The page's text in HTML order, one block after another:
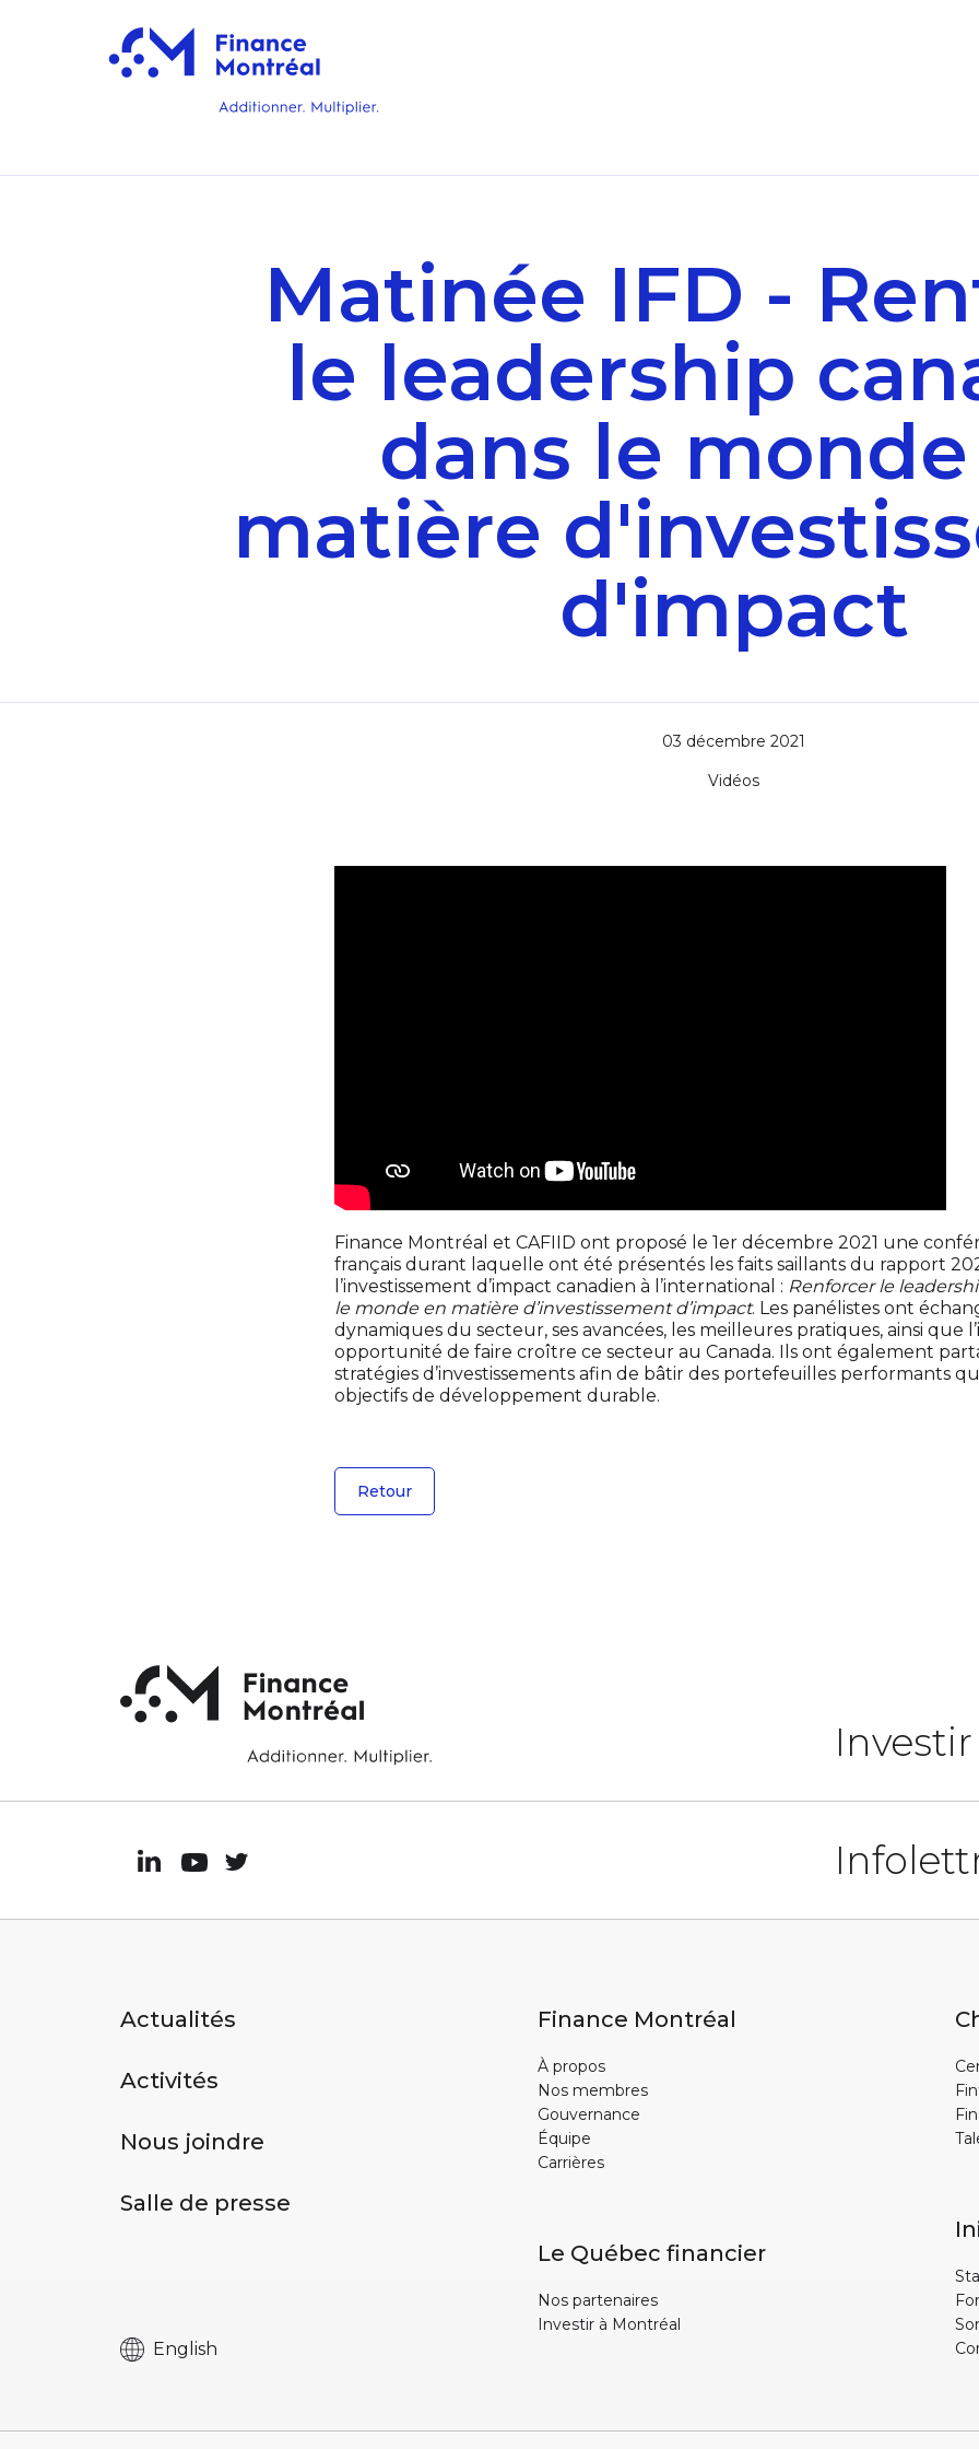
Matinée IFD -
le leadership
dans le
matière
d'impact
Vidéos
03 décembre 2021
Finance Montréal et CAFIID ont proposé le 1er décembre 2021 une
français durant laquelle ont été présentés les faits saillants du rapport
l’investissement d’impact canadien à l’international : Renforcer le
le monde en matière d’investissement d’impact. Les panélistes ont
dynamiques du secteur, ses avancées, les meilleures pratiques, ainsi que
opportunité de faire croître ce secteur au Canada. Ils ont également
stratégies d’investissements afin de bâtir des portefeuilles performants
objectifs de développement durable.
Retour
Actualités
Activités
Nous joindre
Salle de presse
Finance Montréal
À propos
Nos membres
Gouvernance
Équipe
Carrières
Le Québec financier
Nos partenaires
Investir à Montréal
English